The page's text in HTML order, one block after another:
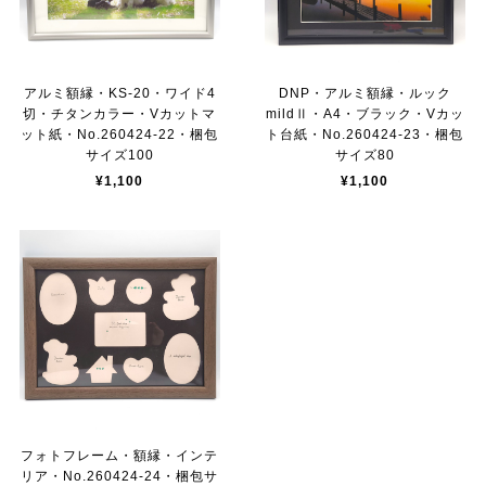
アルミ額縁・KS-20・ワイド4
切・チタンカラー・Vカットマ
ット紙・No.260424-22・梱包
サイズ100
¥1,100
DNP・アルミ額縁・ルック
mildⅡ・A4・ブラック・Vカッ
ト台紙・No.260424-23・梱包
サイズ80
¥1,100
フォトフレーム・額縁・インテ
リア・No.260424-24・梱包サ